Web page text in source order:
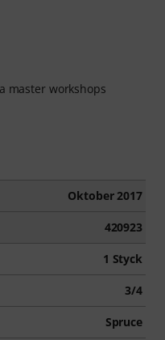
master workshops
Oktober 2017
420923
1 Styck
3/4
Spruce